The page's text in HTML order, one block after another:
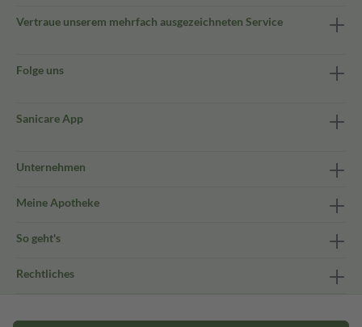
Vertraue unserem mehrfach ausgezeichneten Service
Folge uns
Sanicare App
Unternehmen
Meine Apotheke
So geht's
Rechtliches